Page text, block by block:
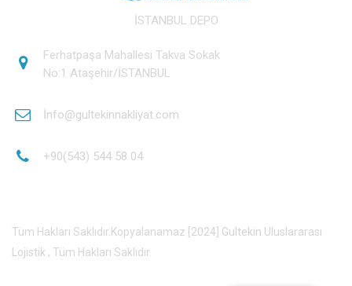
İSTANBUL DEPO
Ferhatpaşa Mahallesi Takva Sokak
No:1 Ataşehir/İSTANBUL
İnfo@gultekinnakliyat.com
+90(543) 544 58 04
Tüm Hakları Saklıdır.Kopyalanamaz [2024] Gultekin Uluslararası
Lojistik , Tüm Hakları Saklıdır.